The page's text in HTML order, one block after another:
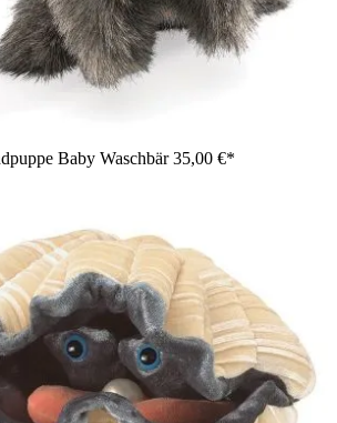
Baby Waschbär35,00 €*